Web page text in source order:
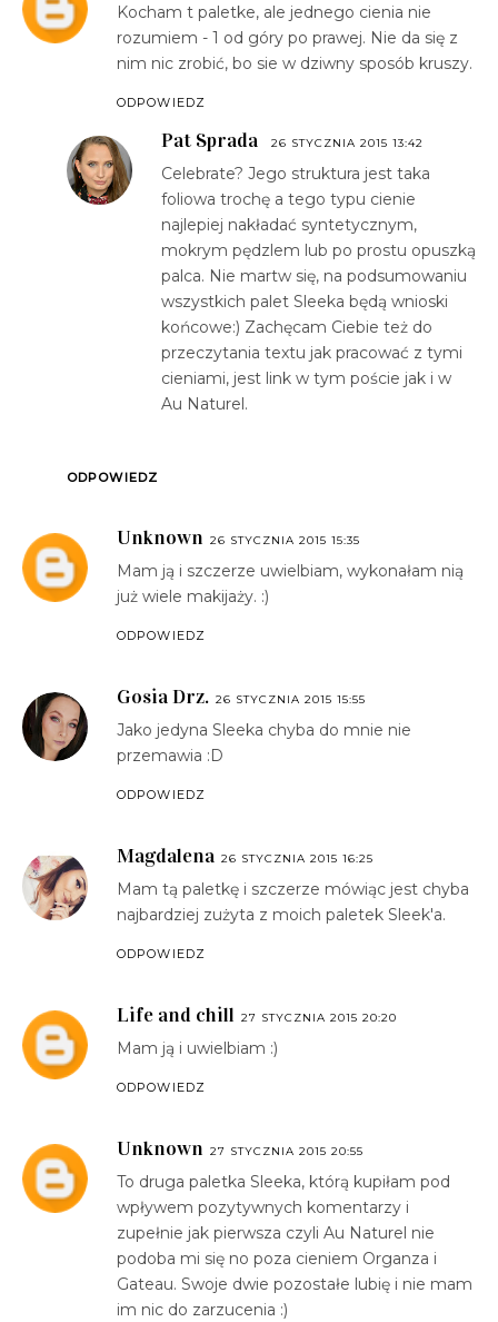
Kocham t paletke, ale jednego cienia nie
rozumiem - 1 od góry po prawej. Nie da się z
nim nic zrobić, bo sie w dziwny sposób kruszy.
ODPOWIEDZ
Pat Sprada 26 STYCZNIA 2015 13:42
Celebrate? Jego struktura jest taka
foliowa trochę a tego typu cienie
najlepiej nakładać syntetycznym,
mokrym pędzlem lub po prostu opuszką
palca. Nie martw się, na podsumowaniu
wszystkich palet Sleeka będą wnioski
końcowe:) Zachęcam Ciebie też do
przeczytania textu jak pracować z tymi
cieniami, jest link w tym poście jak i w
Au Naturel.
ODPOWIEDZ
Unknown 26 STYCZNIA 2015 15:35
Mam ją i szczerze uwielbiam, wykonałam nią
już wiele makijaży. :)
ODPOWIEDZ
Gosia Drz. 26 STYCZNIA 2015 15:55
Jako jedyna Sleeka chyba do mnie nie
przemawia :D
ODPOWIEDZ
Magdalena 26 STYCZNIA 2015 16:25
Mam tą paletkę i szczerze mówiąc jest chyba
najbardziej zużyta z moich paletek Sleek'a.
ODPOWIEDZ
Life and chill 27 STYCZNIA 2015 20:20
Mam ją i uwielbiam :)
ODPOWIEDZ
Unknown 27 STYCZNIA 2015 20:55
To druga paletka Sleeka, którą kupiłam pod
wpływem pozytywnych komentarzy i
zupełnie jak pierwsza czyli Au Naturel nie
podoba mi się no poza cieniem Organza i
Gateau. Swoje dwie pozostałe lubię i nie mam
im nic do zarzucenia :)